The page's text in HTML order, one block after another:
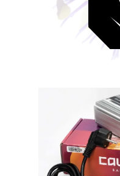
Bildergalerie überspringen